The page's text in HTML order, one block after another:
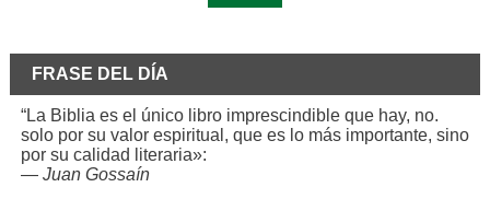
FRASE DEL DÍA
“La Biblia es el único libro imprescindible que hay, no.
solo por su valor espiritual, que es lo más importante, sino
por su calidad literaria»:
— Juan Gossaín